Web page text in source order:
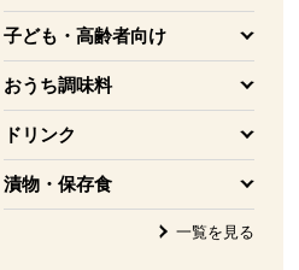
子ども・高齢者向け
を開く
おうち調味料
を開く
ドリンク
を開く
漬物・保存食
を開く
一覧を見る